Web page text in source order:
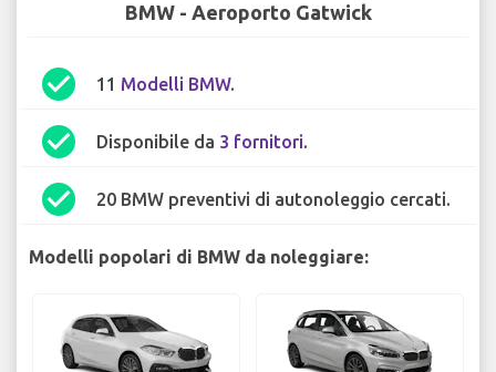
BMW - Aeroporto Gatwick
check_circle 11 Modelli BMW.
check_circle Disponibile da 3 fornitori.
check_circle 20 BMW preventivi di autonoleggio cercati.
Modelli popolari di BMW da noleggiare: